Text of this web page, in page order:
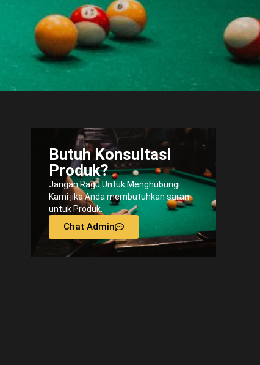
Butuh Konsultasi
Produk?
Jangan Ragu Untuk Menghubungi
Kami jika Anda membutuhkan saran
untuk Produk.
Chat Admin